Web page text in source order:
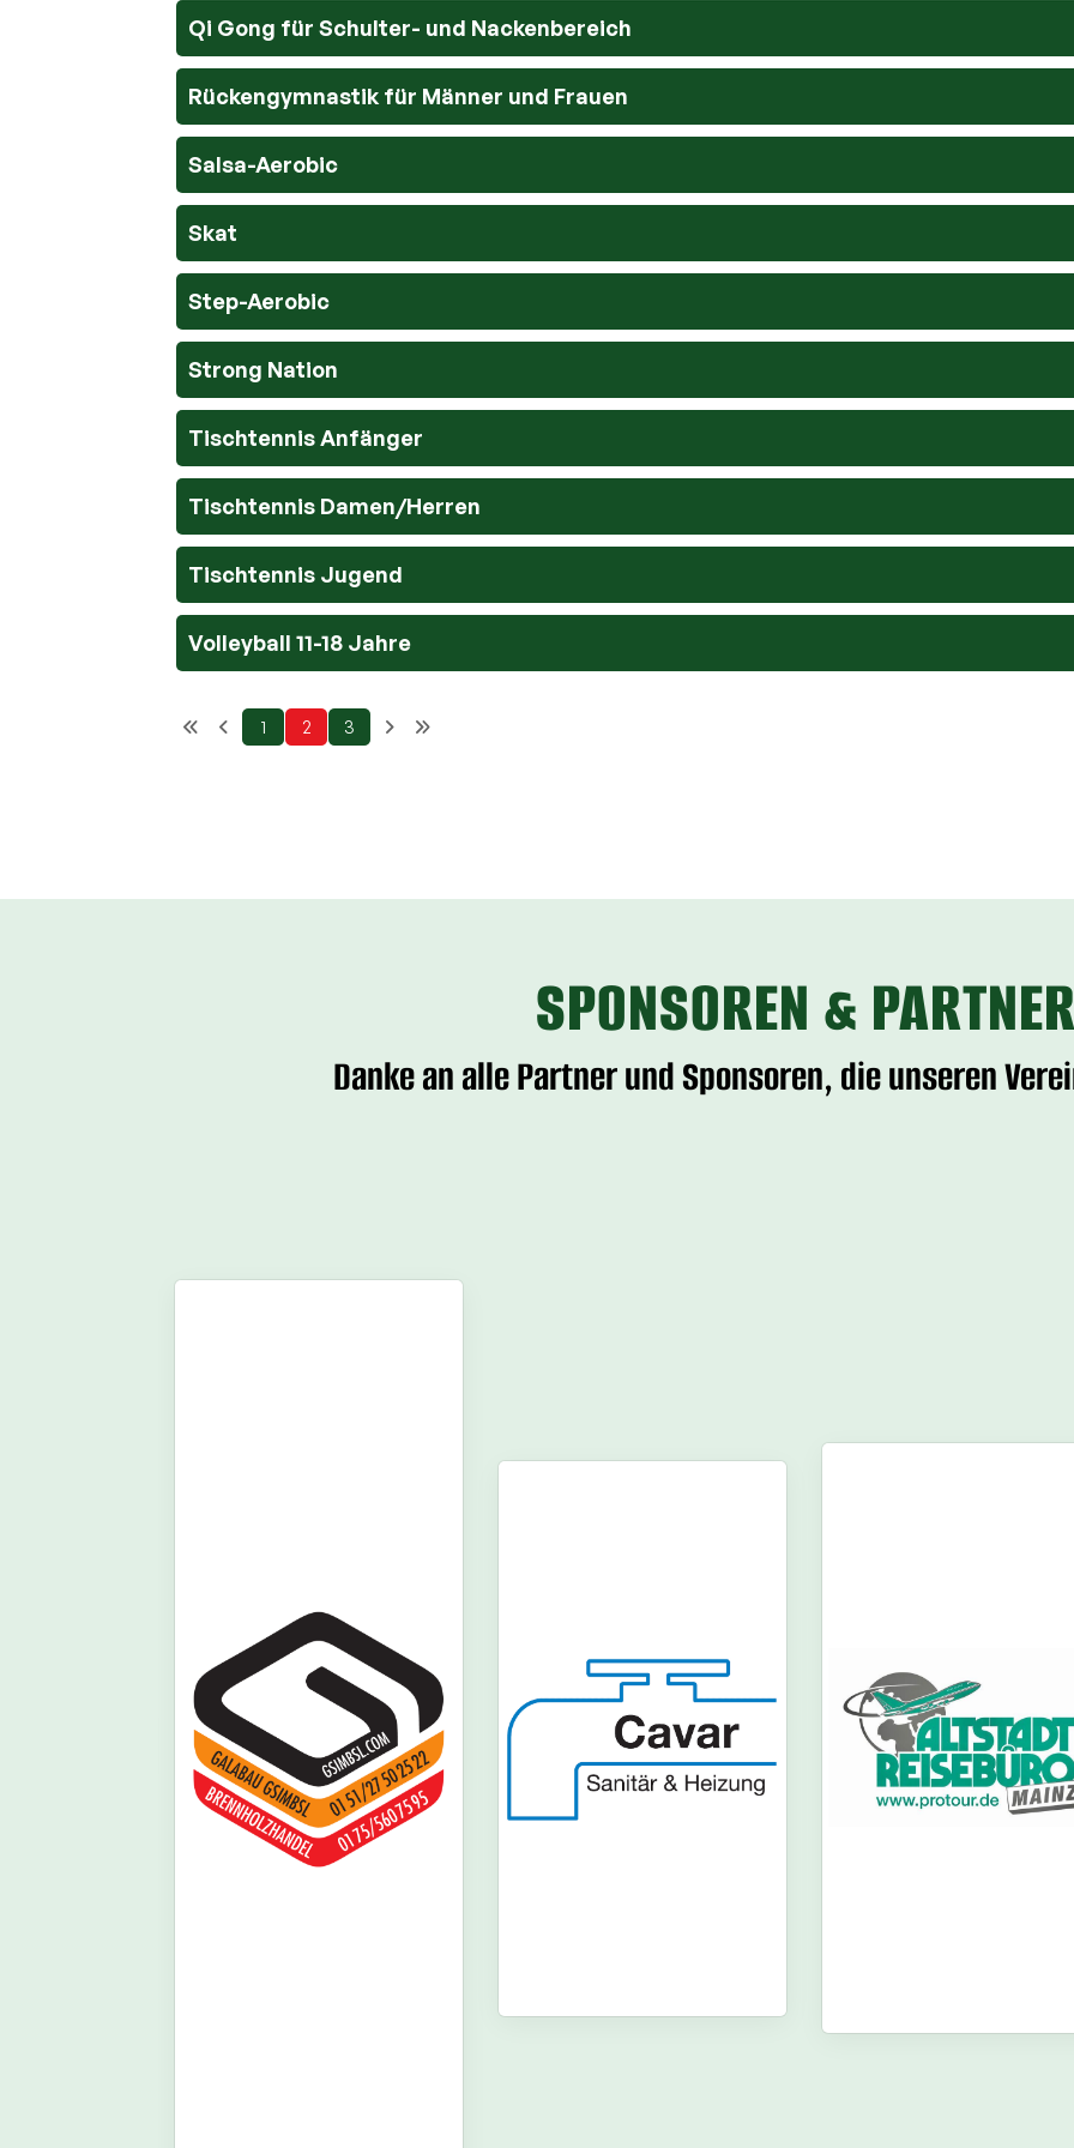
Qi Gong für Schulter- und Nackenbereich
Rückengymnastik für Männer und Frauen
Salsa-Aerobic
Skat
Step-Aerobic
Strong Nation
Tischtennis Anfänger
Tischtennis Damen/Herren
Tischtennis Jugend
Volleyball 11-18 Jahre
1 2 3
SPONSOREN &
Danke an alle Partner und Sponsoren, die unseren